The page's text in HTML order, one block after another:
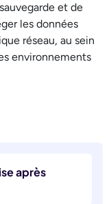
et de
les données
réseau, au sein
environnements
après